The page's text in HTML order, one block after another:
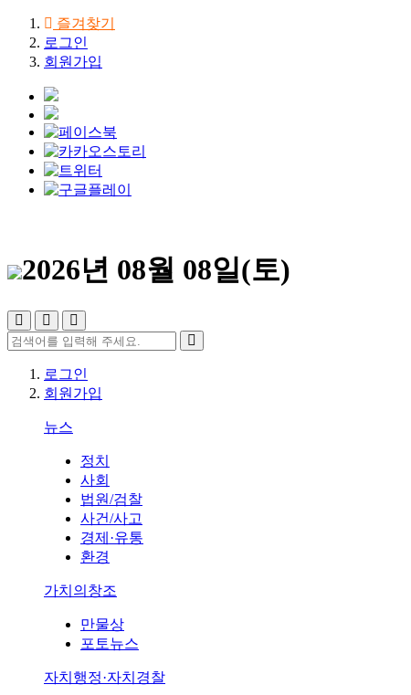
즐겨찾기
로그인
회원가입
2026년 08월 08일(토)
로그인
회원가입
뉴스
정치
사회
법원/검찰
사건/사고
경제·유통
환경
가치의창조
만물상
포토뉴스
자치행정·자치경찰